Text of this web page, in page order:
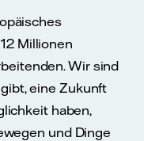
Millionen
Wir sind
eine Zukunft
haben,
und Dinge